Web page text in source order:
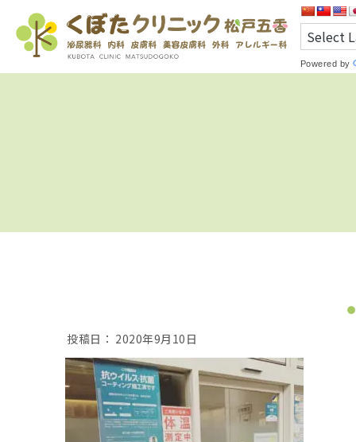
Powered by
投稿日： 2020年9月10日